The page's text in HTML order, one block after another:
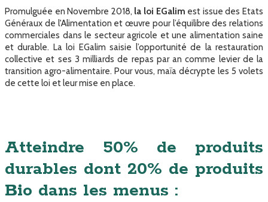
Promulguée en Novembre 2018, la loi EGalim est issue des Etats
Généraux de l'Alimentation et œuvre pour l’équilibre des relations
commerciales dans le secteur agricole et une alimentation saine
et durable. La loi EGalim saisie l’opportunité de la restauration
collective et ses 3 milliards de repas par an comme levier de la
transition agro-alimentaire. Pour vous, maïa décrypte les 5 volets
de cette loi et leur mise en place.
Atteindre 50% de produits
durables dont 20% de produits
Bio dans les menus :